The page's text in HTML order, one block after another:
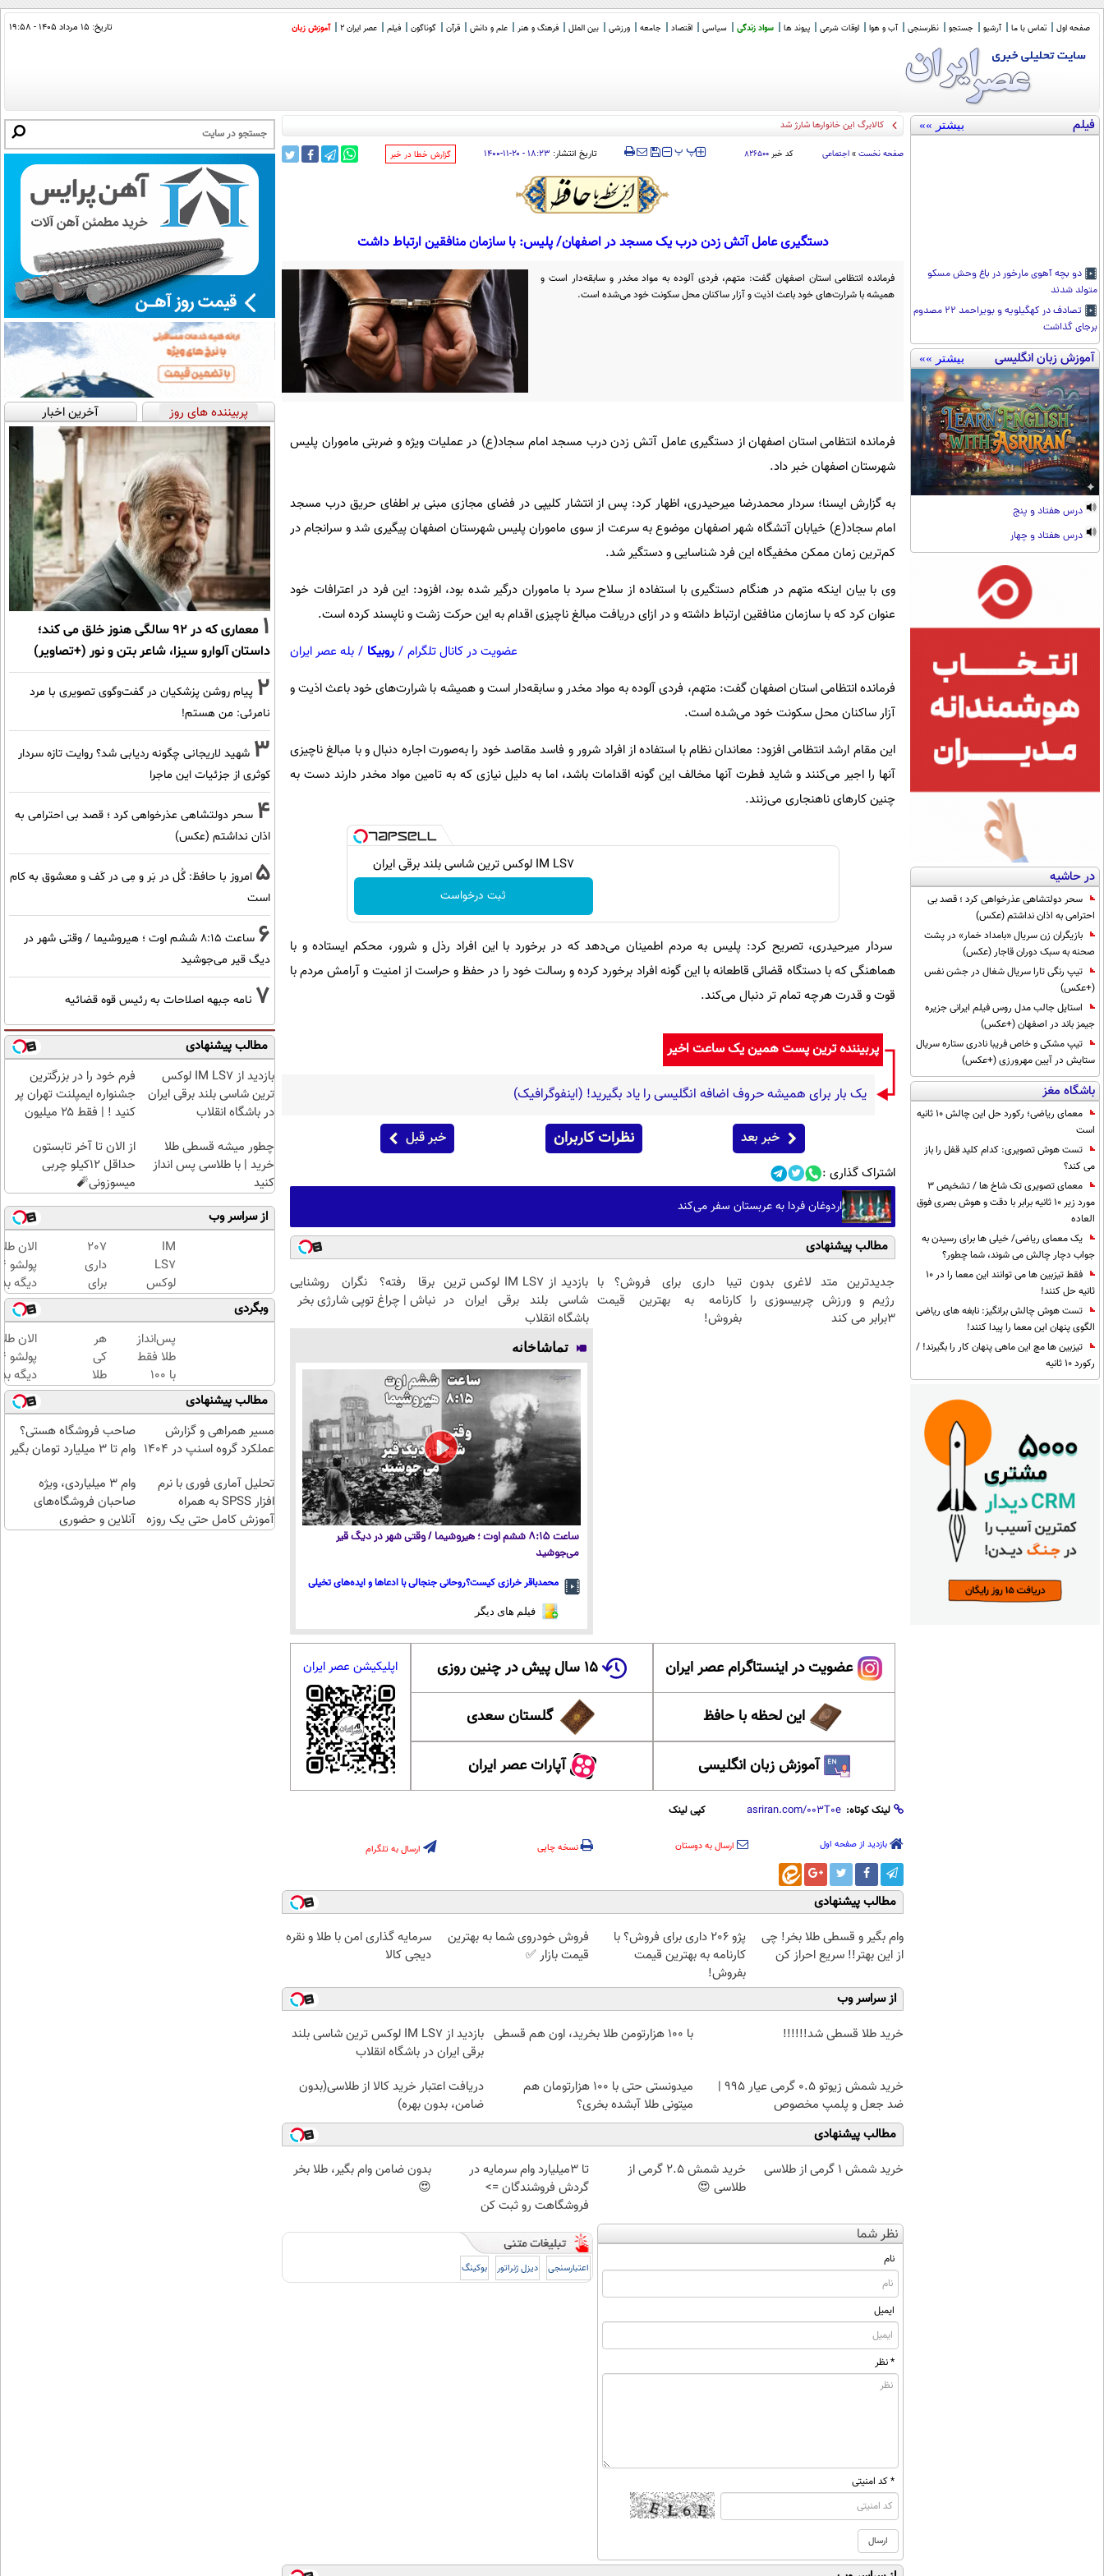
صفحه اول تماس با ما آرشیو جستجو نظرسنجی آب و هوا اوقات شرعی پیوند ها سواد زندگی سیاسی اقتصاد جامعه ورزشی بین الملل فرهنگ و هنر علم و دانش قرآن گوناگون فیلم عصر ایران 2 آموزش زبان تاریخ: ۱۵ مرداد ۱۴۰۵ - ۱۹:۵۸
فیلم بیشتر »»
دو بچه آهوی مارخور در باغ وحش مسکو
متولد شدند
تصادف در کهگیلویه و بویراحمد ۲۲ مصدوم
برجای گذاشت
آموزش زبان انگلیسی بیشتر »»
درس هفتاد و پنج
درس هفتاد و چهار
در حاشیه
سحر دولتشاهی عذرخواهی کرد ؛ قصد بی
احترامی به اذان نداشتم (عکس)
بازیگران زن سریال «بامداد خمار» در پشت
صحنه به سبک دوران قاجار (عکس)
تیپ رنگی تارا سریال شغال در جشن نفس
(+عکس)
استایل جالب مدل روس فیلم ایرانی جزیره
جیمز باند در اصفهان (+عکس)
تیپ مشکی و خاص فریبا نادری ستاره سریال
ستایش در آیین مهرورزی (+عکس)
باشگاه مغز
معمای ریاضی؛ رکورد حل این چالش 10 ثانیه
است
تست هوش تصویری: کدام کلید قفل را باز
می کند؟
معمای تصویری تک شاخ ها / تشخیص 3
مورد زیر 10 ثانیه برابر با دقت و هوش بصری فوق
العاده
یک معمای ریاضی/ خیلی ها برای رسیدن به
جواب دچار چالش می شوند، شما چطور؟
فقط تیزبین ها می توانند این معما را در 10
ثانیه حل کنند!
تست هوش چالش برانگیز: نابغه های ریاضی
الگوی پنهان این معما را پیدا کنند!
تیزبین ها مچ این ماهی پنهان کار را بگیرند! /
رکورد 10 ثانیه
کالابرگ این خانوارها شارژ شد
صفحه نخست » اجتماعی کد خبر ۸۲۶۵۰۰ ‍‍‍ پ پ تاریخ انتشار: ۱۸:۲۳ - ۲۰-۱۱-۱۴۰۰ ‌گزارش خطا در خبر
دستگیری عامل آتش زدن درب یک مسجد در اصفهان/ پلیس: با سازمان منافقین ارتباط داشت
فرمانده انتظامی استان اصفهان گفت: متهم، فردی آلوده به مواد مخدر و سابقه‌دار است و
همیشه با شرارت‌های خود باعث اذیت و آزار ساکنان محل سکونت خود می‌شده است.
فرمانده انتظامی استان اصفهان از دستگیری عامل آتش زدن درب مسجد امام سجاد(ع) در عملیات ویژه و ضربتی ماموران پلیس
شهرستان اصفهان خبر داد.
به گزارش ایسنا؛ سردار محمدرضا میرحیدری، اظهار کرد: پس از انتشار کلیپی در فضای مجازی مبنی بر اطفای حریق درب مسجد
امام سجاد(ع) خیابان آتشگاه شهر اصفهان موضوع به سرعت از سوی ماموران پلیس شهرستان اصفهان پیگیری شد و سرانجام در
کم‌ترین زمان ممکن مخفیگاه این فرد شناسایی و دستگیر شد.
وی با بیان اینکه متهم در هنگام دستگیری با استفاده از سلاح سرد با ماموران درگیر شده بود، افزود: این فرد در اعترافات خود
عنوان کرد که با سازمان منافقین ارتباط داشته و در ازای دریافت مبالغ ناچیزی اقدام به این حرکت زشت و ناپسند کرده است.
عضویت در کانال تلگرام / روبیکا / بله عصر ایران
فرمانده انتظامی استان اصفهان گفت: متهم، فردی آلوده به مواد مخدر و سابقه‌دار است و همیشه با شرارت‌های خود باعث اذیت و
آزار ساکنان محل سکونت خود می‌شده است.
این مقام ارشد انتظامی افزود: معاندان نظام با استفاده از افراد شرور و فاسد مقاصد خود را به‌صورت اجاره دنبال و با مبالغ ناچیزی
آنها را اجیر می‌کنند و شاید فطرت آنها مخالف این گونه اقدامات باشد، اما به دلیل نیازی که به تامین مواد مخدر دارند دست به
چنین کارهای ناهنجاری می‌زنند.
IM LS7 لوکس ترین شاسی بلند برقی ایران
ثبت درخواست
سردار میرحیدری، تصریح کرد: پلیس به مردم اطمینان می‌دهد که در برخورد با این افراد رذل و شرور، محکم ایستاده و با
هماهنگی که با دستگاه قضائی قاطعانه با این گونه افراد برخورد کرده و رسالت خود را در حفظ و حراست از امنیت و آرامش مردم با
قوت و قدرت هرچه تمام تر دنبال می‌کند.
پربیننده ترین پست همین یک ساعت اخیر
یک بار برای همیشه حروف اضافه انگلیسی را یاد بگیرید! (اینفوگرافیک)
خبر بعد نظرات کاربران خبر قبل
اشتراک گذاری :
اردوغان فردا به عربستان سفر می‌کند
مطالب پیشنهادی
جدیدترین متد لاغری بدون
رژیم و ورزش چربیسوزی را
3برابر می کند
تیبا داری برای فروش؟ با
کارنامه به بهترین قیمت
بفروش!
بازدید از IM LS7 لوکس ترین
شاسی بلند برقی ایران در
باشگاه انقلاب
برقا رفته؟ نگران روشنایی
نباش | چراغ توپی شارژی بخر
تماشاخانه
ساعت ۸:۱۵ ششم اوت ؛ هیروشیما / وقتی شهر در دیگ قیر
می‌جوشید
محمدباقر خرازی کیست؟روحانی جنجالی با ادعاها و ایده‌های تخیلی
فیلم های دیگر
عضویت در اینستاگرام عصر ایران ۱۵ سال پیش در چنین روزی
این لحظه با حافظ گلستان سعدی
آموزش زبان انگلیسی آپارات عصر ایران
اپلیکیشن عصر ایران
لینک کوتاه: کپی لینک
بازدید از صفحه اول ارسال به دوستان نسخه چاپی ارسال به تلگرام
مطالب پیشنهادی
وام بگیر و قسطی طلا بخر! چی
از این بهتر!! سریع احراز کن
پژو 206 داری برای فروش؟ با
کارنامه به بهترین قیمت
بفروش!
فروش خودروی شما به بهترین
قیمت بازار ✅
سرمایه گذاری امن با طلا و نقره
دیجی کالا
از سراسر وب
خرید طلا قسطی شد!!!!!!
با ۱۰۰ هزارتومن طلا بخرید، اون هم قسطی
بازدید از IM LS7 لوکس ترین شاسی بلند
برقی ایران در باشگاه انقلاب
خرید شمش زیوتو ۰.۵ گرمی عیار ۹۹۵ |
ضد جعل و پلمپ مخصوص
میدونستی حتی با ۱۰۰ هزارتومان هم
میتونی طلا آبشده بخری؟
دریافت اعتبار خرید کالا از طلاسی(بدون
ضامن، بدون بهره)
مطالب پیشنهادی
خرید شمش 1 گرمی از طلاسی
خرید شمش 2.5 گرمی از
طلاسی 😍
تا 3میلیارد وام سرمایه در
گردش فروشندگان =>
فروشگاهت رو ثبت کن
بدون ضامن وام بگیر، طلا بخر
😍
نظر شما
نام
ایمیل
* نظر
* کد امنیتی
اعتبارسنجی دیزل ژنراتور بوکینگ
پربیننده های روز آخرین اخبار
1
معماری که در 92 سالگی هنوز خلق می کند؛
داستان آلوارو سیزا، شاعر بتن و نور (+تصاویر)
2 پیام روشن پزشکیان در گفت‌و‌گوی تصویری با مرد
نامرئی: من هستم!
3 شهید لاریجانی چگونه ردیابی شد؟ روایت تازه سردار
کوثری از جزئیات این ماجرا
4 سحر دولتشاهی عذرخواهی کرد ؛ قصد بی احترامی به
اذان نداشتم (عکس)
5 امروز با حافظ: گُل در بَر و مِی در کَف و معشوق به کام
است
6
ساعت ۸:۱۵ ششم اوت ؛ هیروشیما / وقتی شهر در
دیگ قیر می‌جوشید
7 نامه جبهه اصلاحات به رئیس قوه قضائیه
مطالب پیشنهادی
بازدید از IM LS7 لوکس
ترین شاسی بلند برقی ایران
در باشگاه انقلاب
فرم خود را در بزرگترین
جشنواره ایمپلنت تهران پر
کنید ! | فقط ۲۵ میلیون
چطور میشه قسطی طلا
خرید | با طلاسی پس انداز
کنید
از الان تا آخر تابستون
حداقل 12کیلو چربی
میسوزونی🧨
از سراسر وب
IM
LS7
لوکس
ترین
شاسی
بلند
برقی
ایران
207
داری
برای
فروش؟
با
کارنامه
به
بهترین
قیمت
بفروش!
الان
دیگه
طلا با
بی‌بهره
وبگردی
پس‌انداز
طلا فقط
با ۱۰۰
هزارتومان
(امن و
راحت)
هر
کی
طلا
داره،
غم
نداره!
😊💎
طلا با
چند
کلیک)
الان
دیگه
طلا با
بی‌بهره
مطالب پیشنهادی
مسیر همراهی و گزارش
عملکرد گروه اسنپ در ۱۴۰۴
صاحب فروشگاه هستی؟
وام تا ۳ میلیارد تومان بگیر
تحلیل آماری فوری با نرم
افزار SPSS به همراه
آموزش کامل حتی یک روزه
وام ۳ میلیاردی، ویژه
صاحبان فروشگاه‌های
آنلاین و حضوری